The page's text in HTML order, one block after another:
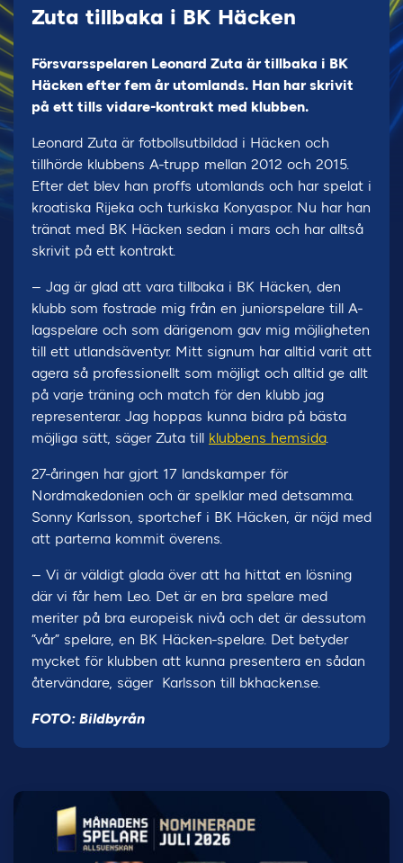
Zuta tillbaka i BK Häcken
Försvarsspelaren Leonard Zuta är tillbaka i BK
Häcken efter fem år utomlands. Han har skrivit
på ett tills vidare-kontrakt med klubben.
Leonard Zuta är fotbollsutbildad i Häcken och
tillhörde klubbens A-trupp mellan 2012 och 2015.
Efter det blev han proffs utomlands och har spelat i
kroatiska Rijeka och turkiska Konyaspor. Nu har han
tränat med BK Häcken sedan i mars och har alltså
skrivit på ett kontrakt.
– Jag är glad att vara tillbaka i BK Häcken, den
klubb som fostrade mig från en juniorspelare till A-
lagspelare och som därigenom gav mig möjligheten
till ett utlandsäventyr. Mitt signum har alltid varit att
agera så professionellt som möjligt och alltid ge allt
på varje träning och match för den klubb jag
representerar. Jag hoppas kunna bidra på bästa
möjliga sätt, säger Zuta till klubbens hemsida.
27-åringen har gjort 17 landskamper för
Nordmakedonien och är spelklar med detsamma.
Sonny Karlsson, sportchef i BK Häcken, är nöjd med
att parterna kommit överens.
– Vi är väldigt glada över att ha hittat en lösning
där vi får hem Leo. Det är en bra spelare med
meriter på bra europeisk nivå och det är dessutom
”vår” spelare, en BK Häcken-spelare. Det betyder
mycket för klubben att kunna presentera en sådan
återvändare, säger Karlsson till bkhacken.se.
FOTO: Bildbyrån